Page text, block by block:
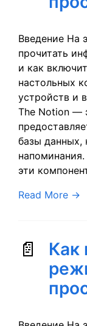
Введение На
прочитать
и как
настольных
устройств и
The Notion —
базы данных,
эти
Read More →
Как